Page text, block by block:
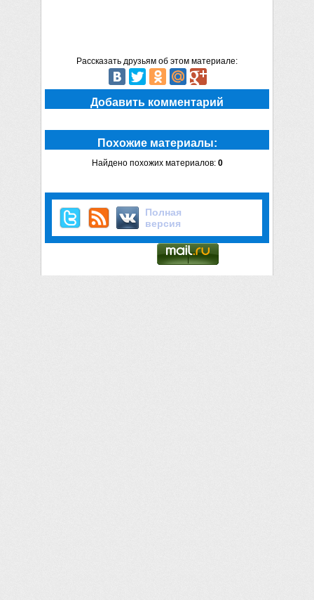
Рассказать друзьям об этом материале:
Добавить комментарий
Похожие материалы:
Найдено похожих материалов: 0
Полная
версия